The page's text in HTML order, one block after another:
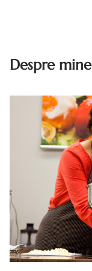
Despre mine